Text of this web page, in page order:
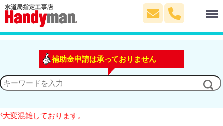
補助金申請は承っておりません
雑しております。